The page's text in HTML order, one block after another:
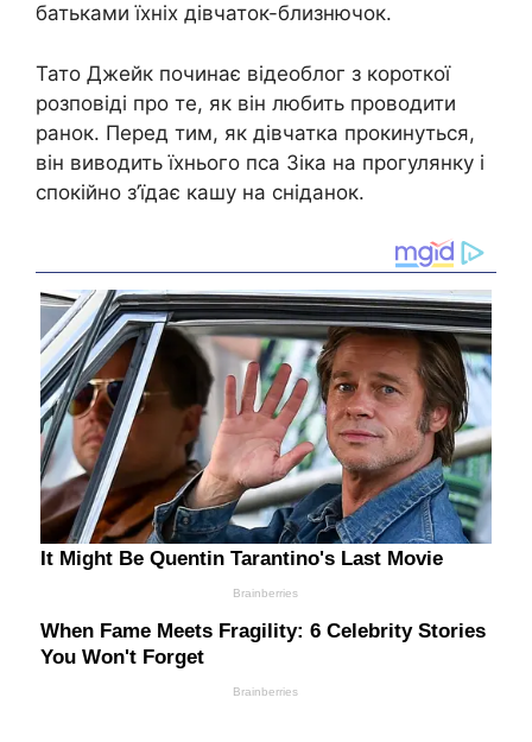
батьками їхніх дівчаток-близнючок.
Тато Джейк починає відеоблог з короткої
розповіді про те, як він любить проводити
ранок. Перед тим, як дівчатка прокинуться,
він виводить їхнього пса Зіка на прогулянку і
спокійно з’їдає кашу на сніданок.